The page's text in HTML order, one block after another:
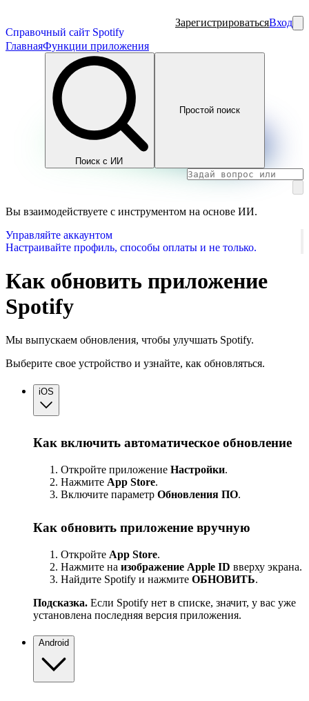
Справочный сайт Spotify
ЗарегистрироватьсяВход
ГлавнаяФункции приложения
Поиск с ИИ
Простой поиск
Вы взаимодействуете с инструментом на основе ИИ.
Управляйте аккаунтом
Настраивайте профиль, способы оплаты и не только.
Как обновить приложение
Spotify
Мы выпускаем обновления, чтобы улучшать Spotify.
Выберите свое устройство и узнайте, как обновляться.
iOS
Как включить автоматическое обновление
Откройте приложение Настройки.
Нажмите App Store.
Включите параметр Обновления ПО.
Как обновить приложение вручную
Откройте App Store.
Нажмите на изображение Apple ID вверху экрана.
Найдите Spotify и нажмите ОБНОВИТЬ.
Подсказка. Если Spotify нет в списке, значит, у вас уже
установлена последняя версия приложения.
Android